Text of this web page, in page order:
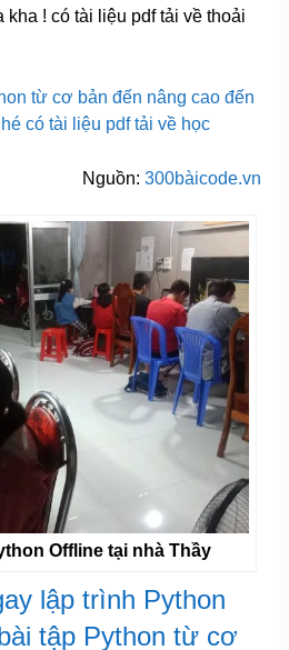
kha ! có tài liệu pdf tải về thoải
từ cơ bản đến nâng cao đến
có tài liệu pdf tải về học
Nguồn:300bàicode.vn
Offline tại nhà Thầy
lập trình Python
tập Python từ cơ